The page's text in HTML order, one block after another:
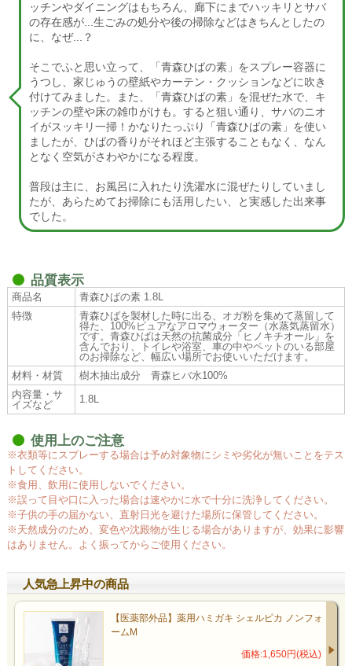
ッチンやダイニングはもちろん、廊下にまでハッキリとサバ
の存在感が...生ごみの処分や後の掃除などはきちんとしたの
に、なぜ...？
そこでふと思い立って、「青森ひばの素」をスプレー容器に
うつし、家じゅうの壁紙やカーテン・クッションなどに吹き
付けてみました。また、「青森ひばの素」を混ぜた水で、キ
ッチンの壁や床の雑巾がけも。すると狙い通り、サバのニオ
イがスッキリ一掃！かなりたっぷり「青森ひばの素」を使い
ましたが、ひばの香りがそれほど主張することもなく、なん
となく空気がさわやかになる程度。
普段は主に、お風呂に入れたり洗濯水に混ぜたりしていまし
たが、あらためてお掃除にも活用したい、と実感した出来事
でした。
品質表示
商品名
青森ひばの素 1.8L
特徴
青森ひばを製材した時に出る、オガ粉を集めて蒸留して
得た、100%ピュアなアロマウォーター（水蒸気蒸留水）
です。青森ひばは天然の抗菌成分「ヒノキチオール」を
含んでおり、トイレや浴室、車の中やペットのいる部屋
のお掃除など、幅広い場所でお使いいただけます。
材料・材質
樹木抽出成分 青森ヒバ水100%
内容量・サ
イズなど
1.8L
使用上のご注意
※衣類等にスプレーする場合は予め対象物にシミや劣化が無いことをテス
トしてください。
※食用、飲用に使用しないでください。
※誤って目や口に入った場合は速やかに水で十分に洗浄してください。
※子供の手の届かない、直射日光を避けた場所に保管してください。
※天然成分のため、変色や沈殿物が生じる場合がありますが、効果に影響
はありません。よく振ってからご使用ください。
人気急上昇中の商品
【医薬部外品】薬用ハミガキ シェルピカ ノンフォ
ームM
価格:1,650円(税込)